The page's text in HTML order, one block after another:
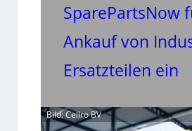
SparePartsNow
Ankauf von
Ersatzteilen ein
Bild: Cellro BV